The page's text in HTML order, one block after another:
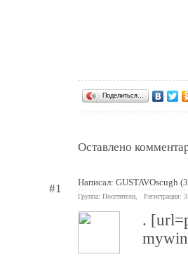
Поделиться…
Оставлено
#1 Написал: GUSTAVOscugh
Группа: Посетители, Регистрация:
.